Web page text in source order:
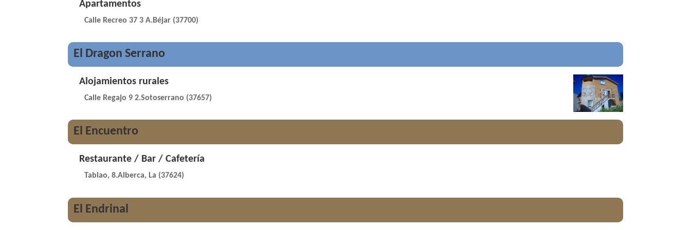
Apartamentos
Calle Recreo 37 3 A.Béjar (37700)
El Dragon Serrano
Alojamientos rurales
Calle Regajo 9 2.Sotoserrano (37657)
El Encuentro
Restaurante / Bar / Cafetería
Tablao, 8.Alberca, La (37624)
El Endrinal